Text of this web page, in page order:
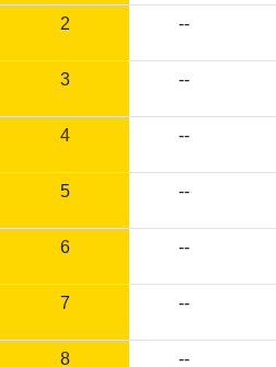
2 --
3 --
4 --
5 --
6 --
7 --
8 --